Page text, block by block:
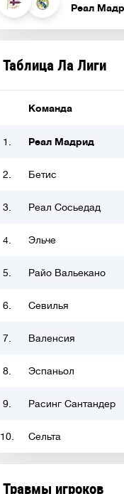
Реал
Таблица Ла Лиги
Команда
1. Реал Мадрид
2. Бетис
3. Реал Сосьедад
4. Эльче
5. Райо Вальекано
6. Севилья
7. Валенсия
8. Эспаньол
9. Расинг Сантандер
10. Сельта
Травмы игроков